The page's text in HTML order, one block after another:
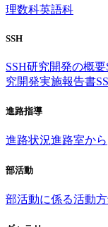
理数科英語科
SSH
SSH研究開発の概要
究開発実施報告書
進路指導
進路状況進路室から
部活動
部活動に係る活動